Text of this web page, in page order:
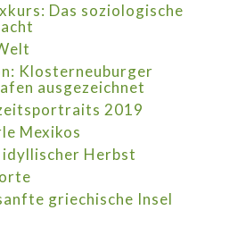
Das soziologische
Klosterneuburger
ausgezeichnet
2019
Mexikos
Herbst
griechische Insel